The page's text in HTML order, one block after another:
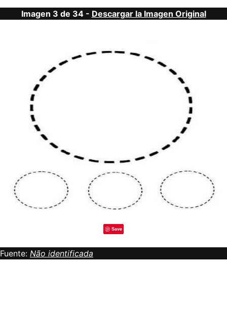
Imagen 3 de 34 - Descargar la Imagen Original
Save
Fuente: Não identificada